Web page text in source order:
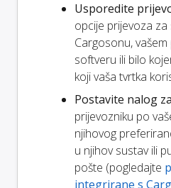
Usporedite
opcije prijevoza za
Cargosonu,
softveru ili bilo
koji vaša tvrtka
Postavite nalog
prijevozniku po
njihovog
u njihov sustav ili
pošte (pogledajte
integrirane s